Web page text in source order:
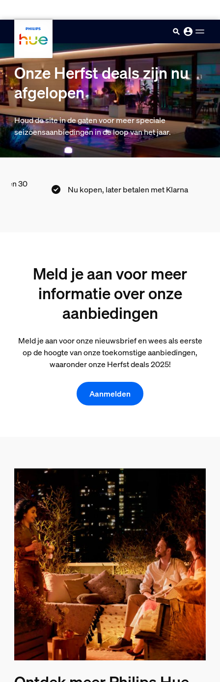
Onze Herfst deals zijn nu
afgelopen
Houd de site in de gaten voor meer speciale
seizoensaanbiedingen in de loop van het jaar.
30
Nu kopen, later betalen met Klarna
Meld je aan voor meer
informatie over onze
aanbiedingen
Meld je aan voor onze nieuwsbrief en wees als eerste
op de hoogte van onze toekomstige aanbiedingen,
waaronder onze Herfst deals 2025!
Aanmelden